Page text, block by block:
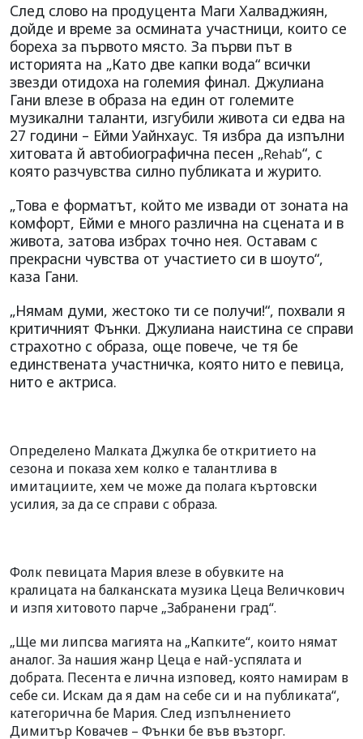
След слово на продуцента Маги Халваджиян,
дойде и време за осмината участници, които се
бореха за първото място. За първи път в
историята на „Като две капки вода“ всички
звезди отидоха на големия финал. Джулиана
Гани влезе в образа на един от големите
музикални таланти, изгубили живота си едва на
27 години – Ейми Уайнхаус. Тя избра да изпълни
хитовата й автобиографична песен „Rehab“, с
която разчувства силно публиката и журито.
„Това е форматът, който ме извади от зоната на
комфорт, Ейми е много различна на сцената и в
живота, затова избрах точно нея. Оставам с
прекрасни чувства от участието си в шоуто“,
каза Гани.
„Нямам думи, жестоко ти се получи!“, похвали я
критичният Фънки. Джулиана наистина се справи
страхотно с образа, още повече, че тя бе
единствената участничка, която нито е певица,
нито е актриса.
Определено Малката Джулка бе откритието на
сезона и показа хем колко е талантлива в
имитациите, хем че може да полага къртовски
усилия, за да се справи с образа.
Фолк певицата Мария влезе в обувките на
кралицата на балканската музика Цеца Величкович
и изпя хитовото парче „Забранени град“.
„Ще ми липсва магията на „Капките“, които нямат
аналог. За нашия жанр Цеца е най-успялата и
добрата. Песента е лична изповед, която намирам в
себе си. Искам да я дам на себе си и на публиката“,
категорична бе Мария. След изпълнението
Димитър Ковачев – Фънки бе във възторг.